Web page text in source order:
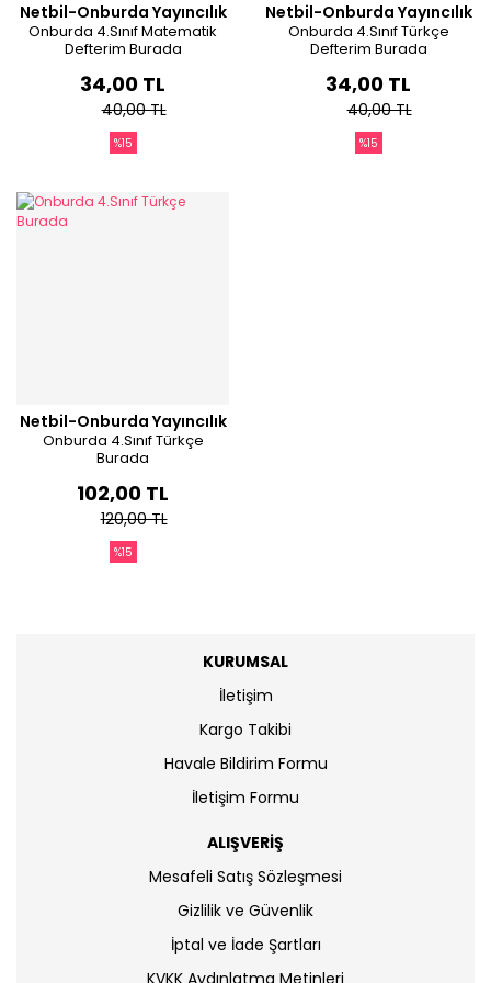
Netbil-Onburda Yayıncılık
Onburda 4.Sınıf Matematik
Defterim Burada
34,00 TL
40,00 TL
%15
Netbil-Onburda Yayıncılık
Onburda 4.Sınıf Türkçe
Defterim Burada
34,00 TL
40,00 TL
%15
Netbil-Onburda Yayıncılık
Onburda 4.Sınıf Türkçe
Burada
102,00 TL
120,00 TL
%15
KURUMSAL
İletişim
Kargo Takibi
Havale Bildirim Formu
İletişim Formu
ALIŞVERİŞ
Mesafeli Satış Sözleşmesi
Gizlilik ve Güvenlik
İptal ve İade Şartları